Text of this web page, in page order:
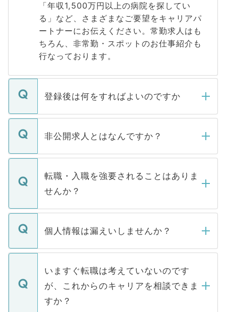
「年収1,500万円以上の病院を探してい
る」など、さまざまなご要望をキャリアパ
ートナーにお伝えください。常勤求人はも
ちろん、非常勤・スポットのお仕事紹介も
行なっております。
登録後は何をすればよいのですか
ご登録いただきましたら、弊社担当者がご
登録内容を確認し、その後メールもしくは
ます。通常、5営業日以内にはご連絡をせて
いただきますので、しばらくお待ちくださ
非公開求人とはなんですか？
マイナビDOCTORで取り扱っている求人の
うち約3割は、Webサイトからご覧いただ
けない「非公開求人」です。非公開求人は
下記の理由によって、一般には公開してい
ません。
■応募殺到を避けるため 人気のある医療機
関を公にしてしまうと、応募が殺到する場
に、医療機関が求める条件に合った人材の
みを人材紹介会社に依頼するケースが増え
ています。
転職・入職を強要されることはありま
せんか？
転職・入職を強要することは一切ありませ
ん。また、仮に応募先から内定をいただい
定を承諾する必要はありません。内定先へ
の辞退の連絡はキャリアパートナーが行い
個人情報は漏えいしませんか？
個人情報が漏えいすることはありませんの
で、ご安心ください。当サイトからの登録
などで収集したご登録者様の個人情報は、
ご本人のキャリアアップおよび転職活動の
支援を目的に使用いたします。お預かりし
いますぐ転職は考えていないのです
が、これからのキャリアを相談できま
すか？